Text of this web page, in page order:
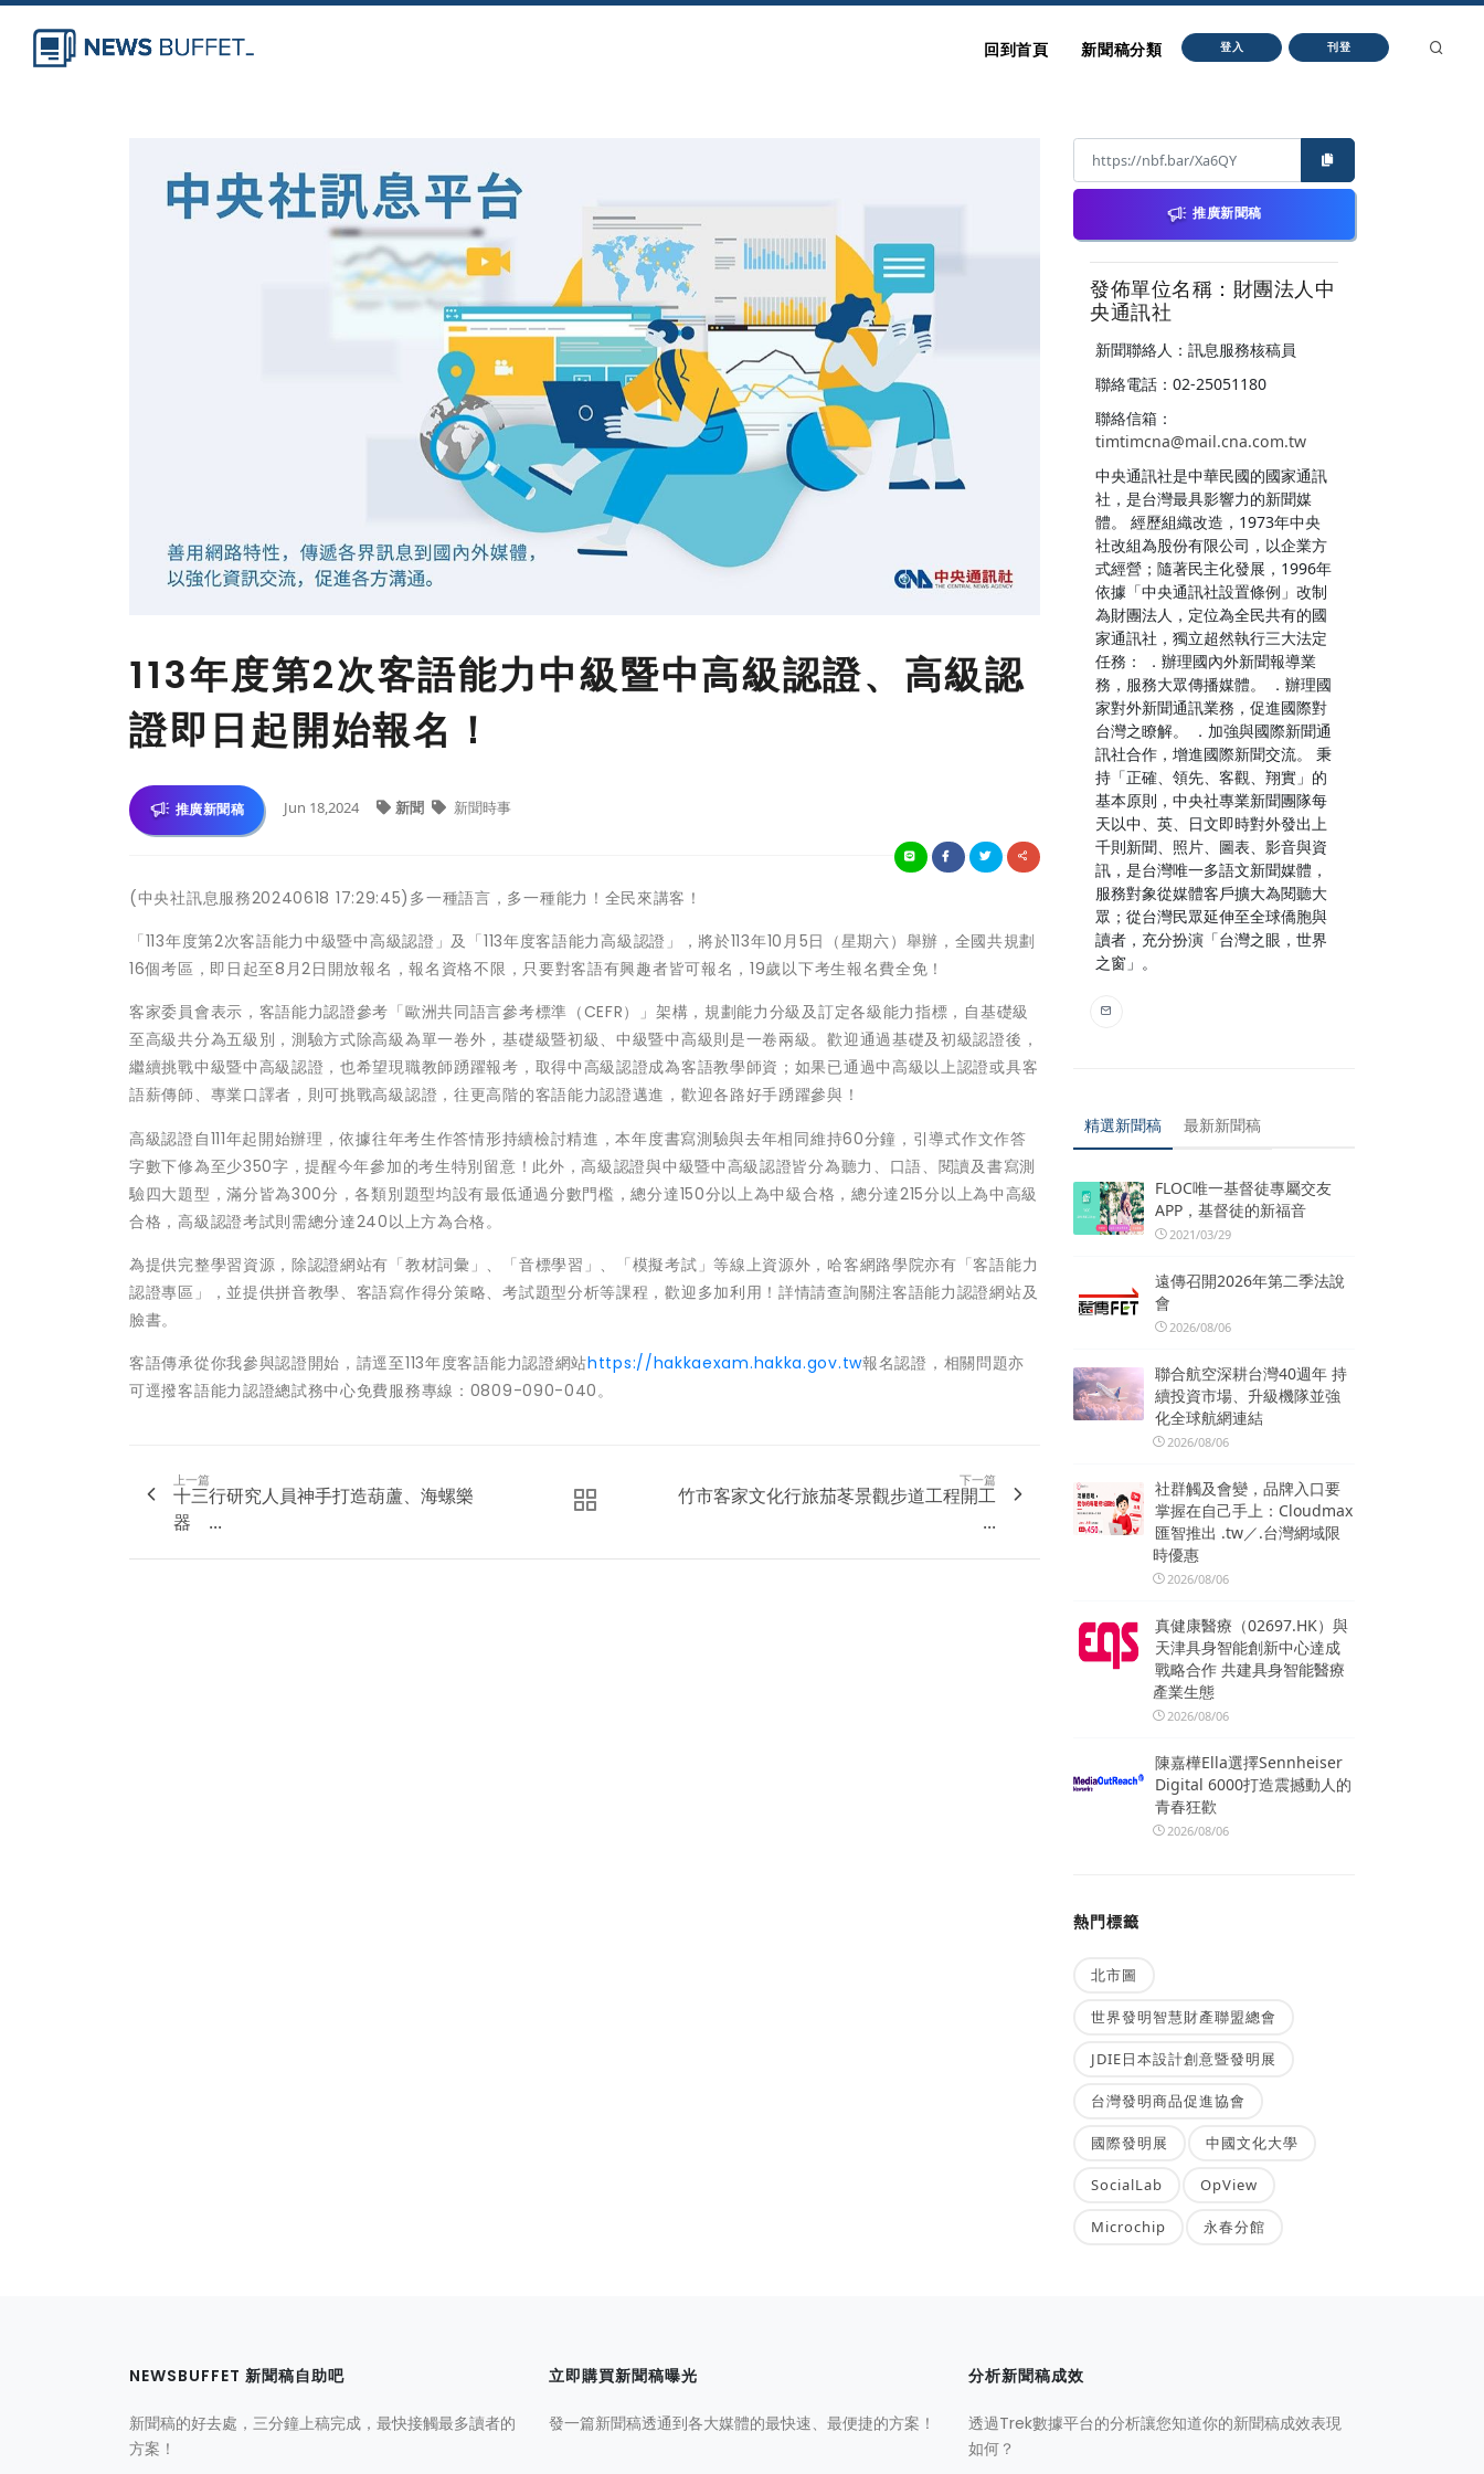
回到首頁 新聞稿分類 登入 刊登
113年度第2次客語能力中級暨中高級認證、高級認
證即日起開始報名！
推廣新聞稿 Jun 18,2024 新聞 新聞時事
(中央社訊息服務20240618 17:29:45)多一種語言，多一種能力！全民來講客！
「113年度第2次客語能力中級暨中高級認證」及「113年度客語能力高級認證」，將於113年10月5日（星期六）舉辦，全國共規劃
16個考區，即日起至8月2日開放報名，報名資格不限，只要對客語有興趣者皆可報名，19歲以下考生報名費全免！
客家委員會表示，客語能力認證參考「歐洲共同語言參考標準（CEFR）」架構，規劃能力分級及訂定各級能力指標，自基礎級
至高級共分為五級別，測驗方式除高級為單一卷外，基礎級暨初級、中級暨中高級則是一卷兩級。歡迎通過基礎及初級認證後，
繼續挑戰中級暨中高級認證，也希望現職教師踴躍報考，取得中高級認證成為客語教學師資；如果已通過中高級以上認證或具客
語薪傳師、專業口譯者，則可挑戰高級認證，往更高階的客語能力認證邁進，歡迎各路好手踴躍參與！
高級認證自111年起開始辦理，依據往年考生作答情形持續檢討精進，本年度書寫測驗與去年相同維持60分鐘，引導式作文作答
字數下修為至少350字，提醒今年參加的考生特別留意！此外，高級認證與中級暨中高級認證皆分為聽力、口語、閱讀及書寫測
驗四大題型，滿分皆為300分，各類別題型均設有最低通過分數門檻，總分達150分以上為中級合格，總分達215分以上為中高級
合格，高級認證考試則需總分達240以上方為合格。
為提供完整學習資源，除認證網站有「教材詞彙」、「音標學習」、「模擬考試」等線上資源外，哈客網路學院亦有「客語能力
認證專區」，並提供拼音教學、客語寫作得分策略、考試題型分析等課程，歡迎多加利用！詳情請查詢關注客語能力認證網站及
臉書。
客語傳承從你我參與認證開始，請逕至113年度客語能力認證網站https://hakkaexam.hakka.gov.tw報名認證，相關問題亦
可逕撥客語能力認證總試務中心免費服務專線：0809-090-040。
上一篇
十三行研究人員神手打造葫蘆、海螺樂
器 ...
下一篇
竹市客家文化行旅茄苳景觀步道工程開工
...
推廣新聞稿
發佈單位名稱：財團法人中
央通訊社
新聞聯絡人：訊息服務核稿員
聯絡電話：02-25051180
聯絡信箱：
timtimcna@mail.cna.com.tw
中央通訊社是中華民國的國家通訊
社，是台灣最具影響力的新聞媒
體。 經歷組織改造，1973年中央
社改組為股份有限公司，以企業方
式經營；隨著民主化發展，1996年
依據「中央通訊社設置條例」改制
為財團法人，定位為全民共有的國
家通訊社，獨立超然執行三大法定
任務： ．辦理國內外新聞報導業
務，服務大眾傳播媒體。 ．辦理國
家對外新聞通訊業務，促進國際對
台灣之瞭解。 ．加強與國際新聞通
訊社合作，增進國際新聞交流。 秉
持「正確、領先、客觀、翔實」的
基本原則，中央社專業新聞團隊每
天以中、英、日文即時對外發出上
千則新聞、照片、圖表、影音與資
訊，是台灣唯一多語文新聞媒體，
服務對象從媒體客戶擴大為閱聽大
眾；從台灣民眾延伸至全球僑胞與
讀者，充分扮演「台灣之眼，世界
之窗」。
精選新聞稿 最新新聞稿
FLOC唯一基督徒專屬交友
APP，基督徒的新福音
2021/03/29
遠傳召開2026年第二季法說
會
2026/08/06
聯合航空深耕台灣40週年 持
續投資市場、升級機隊並強
化全球航網連結
2026/08/06
社群觸及會變，品牌入口要
掌握在自己手上：Cloudmax
匯智推出 .tw／.台灣網域限
時優惠
2026/08/06
真健康醫療（02697.HK）與
天津具身智能創新中心達成
戰略合作 共建具身智能醫療
產業生態
2026/08/06
陳嘉樺Ella選擇Sennheiser
Digital 6000打造震撼動人的
青春狂歡
2026/08/06
熱門標籤
北市圖
世界發明智慧財產聯盟總會
JDIE日本設計創意暨發明展
台灣發明商品促進協會
國際發明展 中國文化大學
SocialLab OpView
Microchip 永春分館
NEWSBUFFET 新聞稿自助吧
新聞稿的好去處，三分鐘上稿完成，最快接觸最多讀者的
方案！
立即購買新聞稿曝光
發一篇新聞稿透通到各大媒體的最快速、最便捷的方案！
分析新聞稿成效
透過Trek數據平台的分析讓您知道你的新聞稿成效表現
如何？